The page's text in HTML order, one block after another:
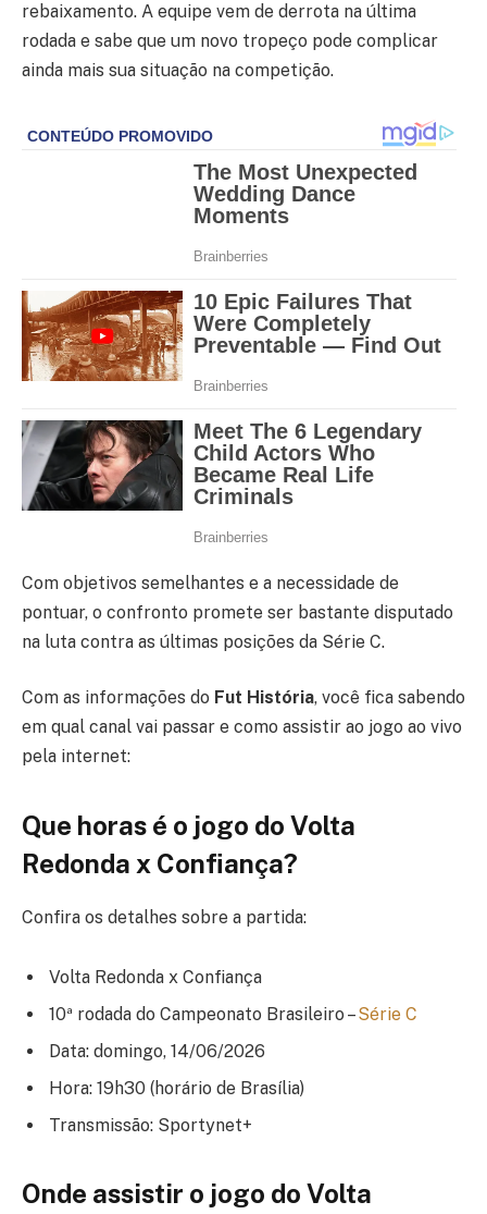
rebaixamento. A equipe vem de derrota na última
rodada e sabe que um novo tropeço pode complicar
ainda mais sua situação na competição.
Com objetivos semelhantes e a necessidade de
pontuar, o confronto promete ser bastante disputado
na luta contra as últimas posições da Série C.
Com as informações do Fut História, você fica sabendo
em qual canal vai passar e como assistir ao jogo ao vivo
pela internet:
Que horas é o jogo do Volta
Redonda x Confiança?
Confira os detalhes sobre a partida:
Volta Redonda x Confiança
10ª rodada do Campeonato Brasileiro –Série C
Data: domingo, 14/06/2026
Hora: 19h30 (horário de Brasília)
Transmissão: Sportynet+
Onde assistir o jogo do Volta